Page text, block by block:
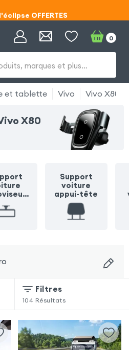
ECLIPSE55
ECLIPSE55marques et plus…
0
et tablette Vivo Vivo X80
X80
/
Support
voiture
appui-tête
Filtres
104 Résultats